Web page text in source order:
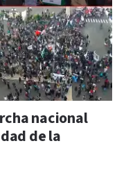
nacional
de la